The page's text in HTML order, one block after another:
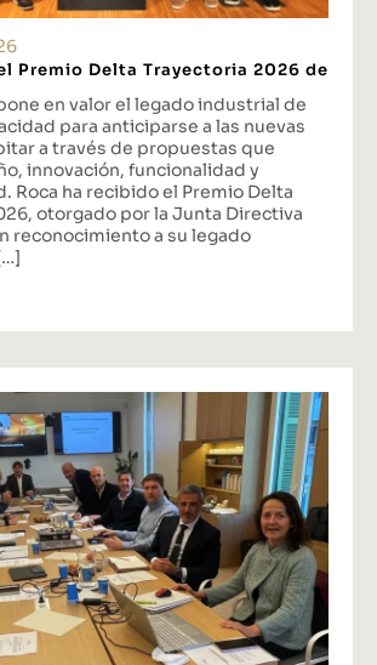
Premio Delta Trayectoria 2026 de
en valor el legado industrial de
para anticiparse a las nuevas
a través de propuestas que
innovación, funcionalidad y
Roca ha recibido el Premio Delta
otorgado por la Junta Directiva
reconocimiento a su legado